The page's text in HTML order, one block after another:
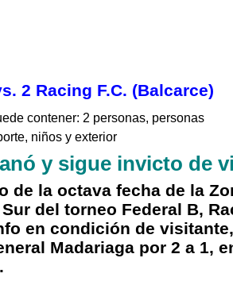
2 Racing F.C. (Balcarce)
y sigue invicto de
de la octava fecha de la
del torneo Federal B,
en condición de
Madariaga por 2 a 1,